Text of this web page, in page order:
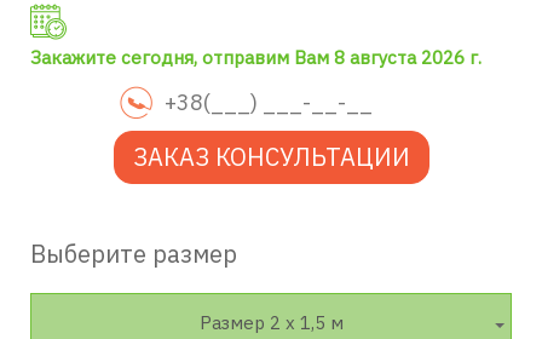
Закажите сегодня, отправим Вам 8 августа 2026 г.
ЗАКАЗ КОНСУЛЬТАЦИИ
Выберите размер
Размер 2 х 1,5 м